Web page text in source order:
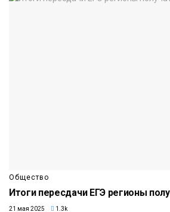
Общество
Итоги пересдачи ЕГЭ регионы
21 мая 2025 1.3k